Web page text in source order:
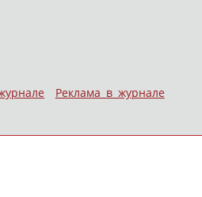
Реклама в журнале